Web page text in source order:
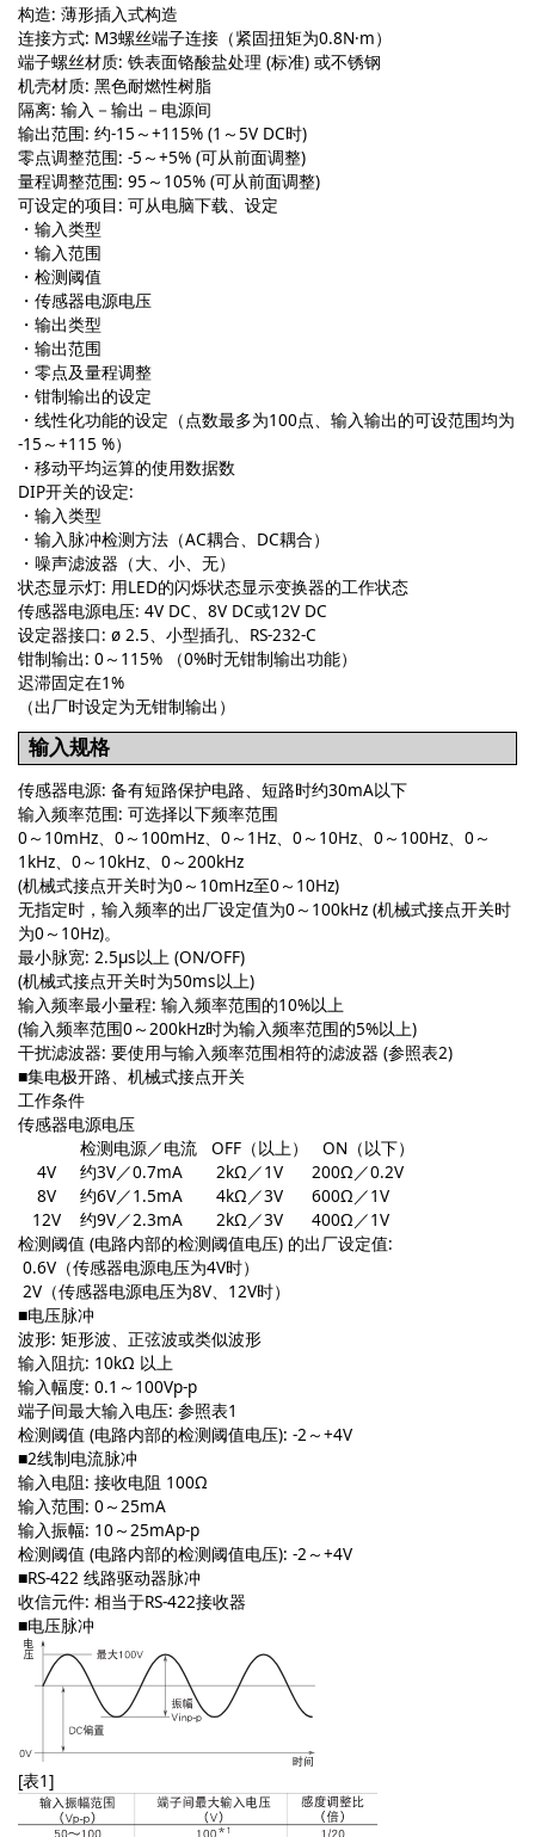
构造: 薄形插入式构造
连接方式: M3螺丝端子连接（紧固扭矩为0.8N·m）
端子螺丝材质: 铁表面铬酸盐处理 (标准) 或不锈钢
机壳材质: 黑色耐燃性树脂
隔离: 输入－输出－电源间
输出范围: 约-15～+115% (1～5V DC时)
零点调整范围: -5～+5% (可从前面调整)
量程调整范围: 95～105% (可从前面调整)
可设定的项目: 可从电脑下载、设定
・输入类型
・输入范围
・检测阈值
・传感器电源电压
・输出类型
・输出范围
・零点及量程调整
・钳制输出的设定
・线性化功能的设定（点数最多为100点、输入输出的可设范围均为
-15～+115 %）
・移动平均运算的使用数据数
DIP开关的设定:
・输入类型
・输入脉冲检测方法（AC耦合、DC耦合）
・噪声滤波器（大、小、无）
状态显示灯: 用LED的闪烁状态显示变换器的工作状态
传感器电源电压: 4V DC、8V DC或12V DC
设定器接口: ø 2.5、小型插孔、RS-232-C
钳制输出: 0～115% （0%时无钳制输出功能）
迟滞固定在1%
（出厂时设定为无钳制输出）
输入规格
传感器电源: 备有短路保护电路、短路时约30mA以下
输入频率范围: 可选择以下频率范围
0～10mHz、0～100mHz、0～1Hz、0～10Hz、0～100Hz、0～
1kHz、0～10kHz、0～200kHz
(机械式接点开关时为0～10mHz至0～10Hz)
无指定时，输入频率的出厂设定值为0～100kHz (机械式接点开关时
为0～10Hz)。
最小脉宽: 2.5μs以上 (ON/OFF)
(机械式接点开关时为50ms以上)
输入频率最小量程: 输入频率范围的10%以上
(输入频率范围0～200kHz时为输入频率范围的5%以上)
干扰滤波器: 要使用与输入频率范围相符的滤波器 (参照表2)
■集电极开路、机械式接点开关
工作条件
传感器电源电压
检测电源／电流 OFF（以上） ON（以下）
4V 约3V／0.7mA 2kΩ／1V 200Ω／0.2V
8V 约6V／1.5mA 4kΩ／3V 600Ω／1V
12V 约9V／2.3mA 2kΩ／3V 400Ω／1V
检测阈值 (电路内部的检测阈值电压) 的出厂设定值:
0.6V（传感器电源电压为4V时）
2V（传感器电源电压为8V、12V时）
■电压脉冲
波形: 矩形波、正弦波或类似波形
输入阻抗: 10kΩ 以上
输入幅度: 0.1～100Vp-p
端子间最大输入电压: 参照表1
检测阈值 (电路内部的检测阈值电压): -2～+4V
■2线制电流脉冲
输入电阻: 接收电阻 100Ω
输入范围: 0～25mA
输入振幅: 10～25mAp-p
检测阈值 (电路内部的检测阈值电压): -2～+4V
■RS-422 线路驱动器脉冲
收信元件: 相当于RS-422接收器
■电压脉冲
[表1]